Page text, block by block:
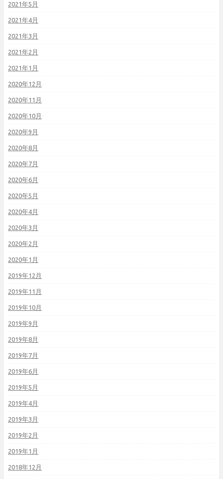
2021年5月
2021年4月
2021年3月
2021年2月
2021年1月
2020年12月
2020年11月
2020年10月
2020年9月
2020年8月
2020年7月
2020年6月
2020年5月
2020年4月
2020年3月
2020年2月
2020年1月
2019年12月
2019年11月
2019年10月
2019年9月
2019年8月
2019年7月
2019年6月
2019年5月
2019年4月
2019年3月
2019年2月
2019年1月
2018年12月